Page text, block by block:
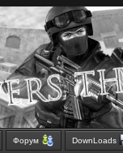
Форум DownLoads